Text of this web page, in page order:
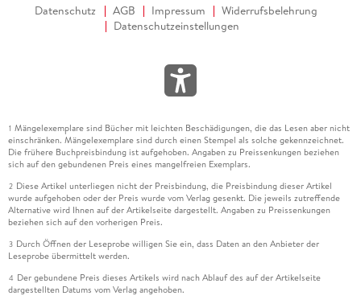
Datenschutz AGB Impressum
Widerrufsbelehrung
Datenschutzeinstellungen
1 Mängelexemplare sind Bücher mit leichten Beschädigungen, die das Lesen aber nicht
einschränken. Mängelexemplare sind durch einen Stempel als solche gekennzeichnet.
Die frühere Buchpreisbindung ist aufgehoben. Angaben zu Preissenkungen beziehen
sich auf den gebundenen Preis eines mangelfreien Exemplars.
2 Diese Artikel unterliegen nicht der Preisbindung, die Preisbindung dieser Artikel
wurde aufgehoben oder der Preis wurde vom Verlag gesenkt. Die jeweils zutreffende
Alternative wird Ihnen auf der Artikelseite dargestellt. Angaben zu Preissenkungen
beziehen sich auf den vorherigen Preis.
3 Durch Öffnen der Leseprobe willigen Sie ein, dass Daten an den Anbieter der
Leseprobe übermittelt werden.
4 Der gebundene Preis dieses Artikels wird nach Ablauf des auf der Artikelseite
dargestellten Datums vom Verlag angehoben.